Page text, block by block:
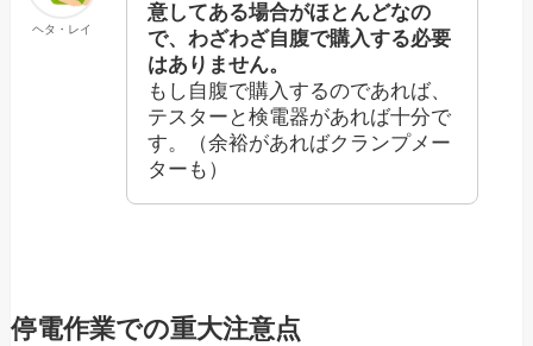
ヘタ・レイ
意してある場合がほとんどなの
で、わざわざ自腹で購入する必要
はありません。
もし自腹で購入するのであれば、
テスターと検電器があれば十分で
す。（余裕があればクランプメー
ターも）
停電作業での重大注意点